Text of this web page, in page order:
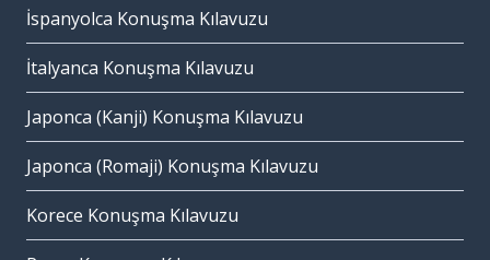
İspanyolca Konuşma Kılavuzu
İtalyanca Konuşma Kılavuzu
Japonca (Kanji) Konuşma Kılavuzu
Japonca (Romaji) Konuşma Kılavuzu
Korece Konuşma Kılavuzu